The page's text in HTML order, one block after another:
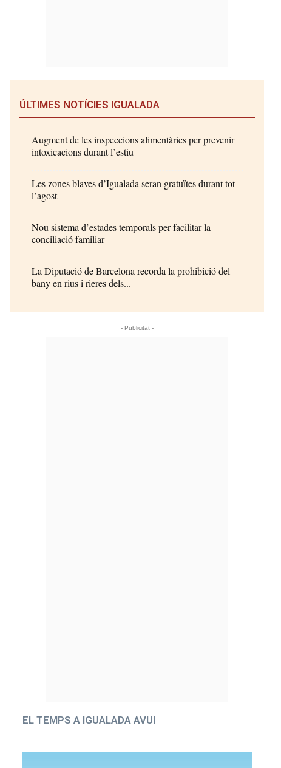
ÚLTIMES NOTÍCIES IGUALADA
Augment de les inspeccions alimentàries per prevenir
intoxicacions durant l’estiu
Les zones blaves d’Igualada seran gratuïtes durant tot
l’agost
Nou sistema d’estades temporals per facilitar la
conciliació familiar
La Diputació de Barcelona recorda la prohibició del
bany en rius i rieres dels...
- Publicitat -
EL TEMPS A IGUALADA AVUI